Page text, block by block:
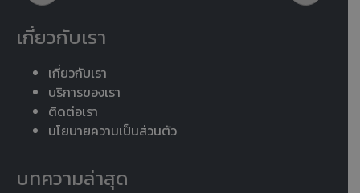
เกี่ยวกับเรา
เกี่ยวกับเรา
บริการของเรา
ติดต่อเรา
นโยบายความเป็นส่วนตัว
บทความล่าสุด